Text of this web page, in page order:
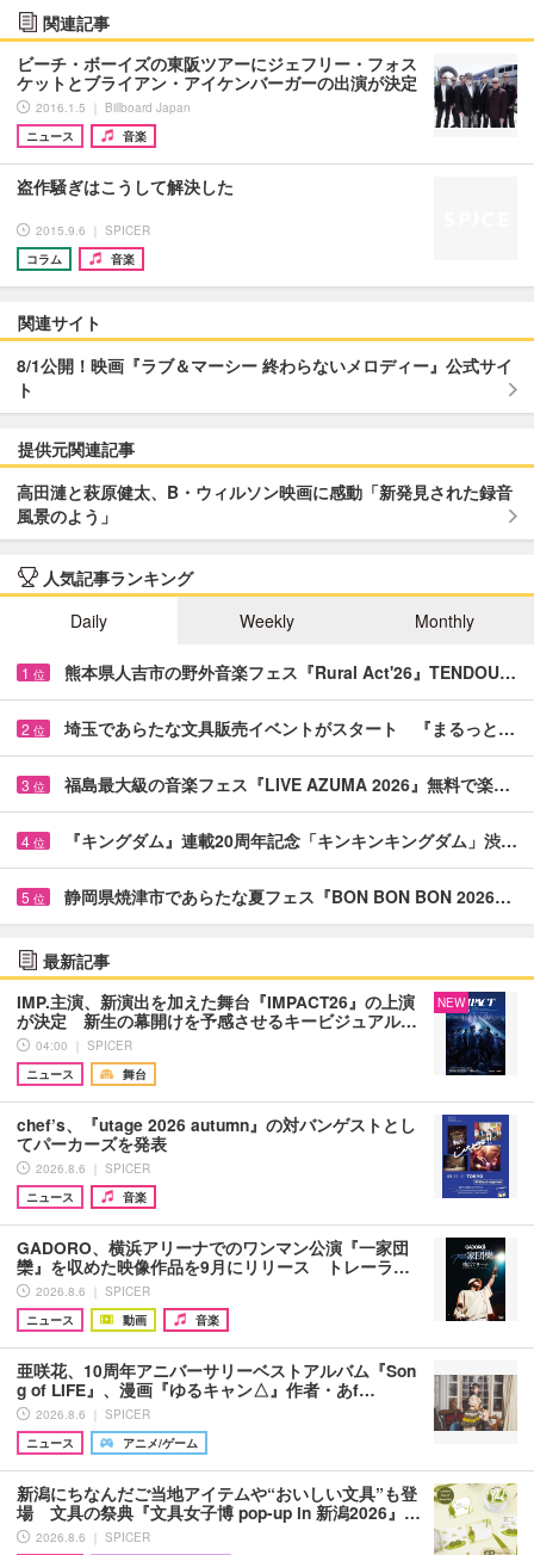
関連記事
ビーチ・ボーイズの東阪ツアーにジェフリー・フォス
ケットとブライアン・アイケンバーガーの出演が決定
2016.1.5 ｜ Billboard Japan
ニュース
音楽
盗作騒ぎはこうして解決した
2015.9.6 ｜ SPICER
コラム
音楽
関連サイト
8/1公開！映画『ラブ＆マーシー 終わらないメロディー』公式サイ
ト
提供元関連記事
高田漣と萩原健太、B・ウィルソン映画に感動「新発見された録音
風景のよう」
人気記事ランキング
Daily
Weekly Monthly
1 位 熊本県人吉市の野外音楽フェス『Rural Act'26』TENDOU…
2 位 埼玉であらたな文具販売イベントがスタート 『まるっと…
3 位 福島最大級の音楽フェス『LIVE AZUMA 2026』無料で楽…
4 位 『キングダム』連載20周年記念「キンキンキングダム」渋…
5 位 静岡県焼津市であらたな夏フェス『BON BON BON 2026…
最新記事
IMP.主演、新演出を加えた舞台『IMPACT26』の上演
が決定 新生の幕開けを予感させるキービジュアル…
04:00 ｜ SPICER
ニュース
舞台
NEW
chef’s、『utage 2026 autumn』の対バンゲストとし
てパーカーズを発表
2026.8.6 ｜ SPICER
ニュース
音楽
GADORO、横浜アリーナでのワンマン公演『一家団
欒』を収めた映像作品を9月にリリース トレーラ…
2026.8.6 ｜ SPICER
ニュース
動画 音楽
亜咲花、10周年アニバーサリーベストアルバム『Son
g of LIFE』、漫画『ゆるキャン△』作者・あf…
2026.8.6 ｜ SPICER
ニュース
アニメ/ゲーム
新潟にちなんだご当地アイテムや“おいしい文具”も登
場 文具の祭典『文具女子博 pop-up in 新潟2026』…
2026.8.6 ｜ SPICER